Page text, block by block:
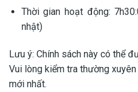
Thời gian hoạt động:
nhật)
Lưu ý: Chính sách này có thể
Vui lòng kiểm tra thường
mới nhất.